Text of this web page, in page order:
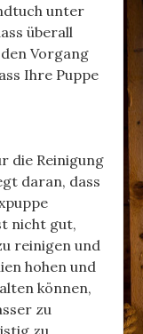
unter
überall
Vorgang
Ihre Puppe
die Reinigung
daran, dass
nicht gut,
reinigen und
hohen und
können,
zu